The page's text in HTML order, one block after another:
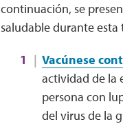
continuación, se
saludable durante esta
Vacúnese
actividad de la
persona con
del virus de la